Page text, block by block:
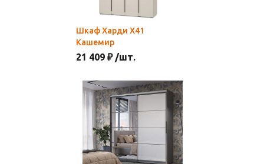
Шкаф Харди Х41
Кашемир
21 409 ₽ /шт.